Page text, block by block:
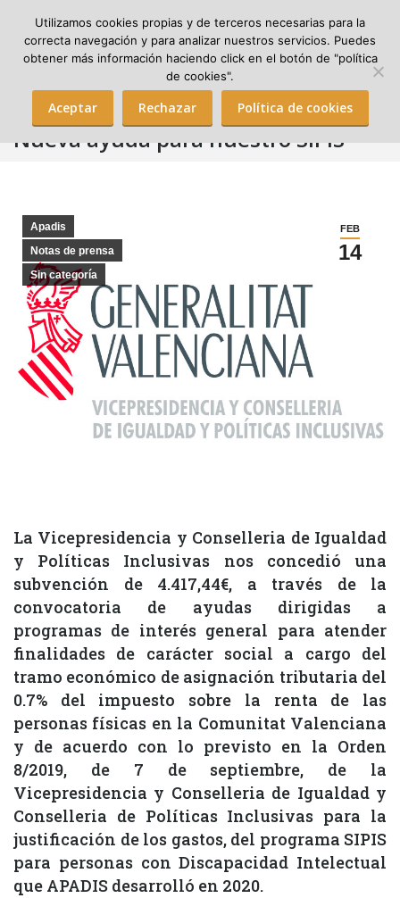
Search:
Nueva ayuda para nuestro SIPIS
FEB
14
Apadis
Notas de prensa
Sin categoría
La Vicepresidencia y Conselleria de Igualdad
y Políticas Inclusivas nos concedió una
subvención de 4.417,44€, a través de la
convocatoria de ayudas dirigidas a
programas de interés general para atender
finalidades de carácter social a cargo del
tramo económico de asignación tributaria del
0.7% del impuesto sobre la renta de las
personas físicas en la Comunitat Valenciana
y de acuerdo con lo previsto en la Orden
8/2019, de 7 de septiembre, de la
Vicepresidencia y Conselleria de Igualdad y
Conselleria de Políticas Inclusivas para la
justificación de los gastos, del programa SIPIS
para personas con Discapacidad Intelectual
que APADIS desarrolló en 2020.
Utilizamos cookies propias y de terceros necesarias para la
correcta navegación y para analizar nuestros servicios. Puedes
obtener más información haciendo click en el botón de "política
de cookies".
Aceptar Rechazar Política de cookies